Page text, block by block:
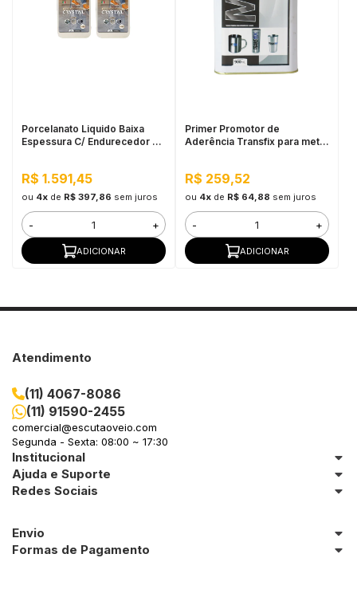
Porcelanato Liquido Baixa
Espessura C/ Endurecedor Kit
R$ 1.591,45
ou 4xde R$ 397,86 sem juros
- +
ADICIONAR
Primer Promotor de
Aderência Transfix para metal
R$ 259,52
ou 4xde R$ 64,88 sem juros
- +
ADICIONAR
Atendimento
(11) 4067-8086
(11) 91590-2455
comercial@escutaoveio.com
Segunda - Sexta: 08:00 ~ 17:30
Institucional
Ajuda e Suporte
Redes Sociais
Envio
Formas de Pagamento